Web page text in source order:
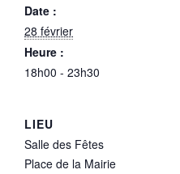
Date :
28 février
Heure :
18h00 - 23h30
LIEU
Salle des Fêtes
Place de la Mairie